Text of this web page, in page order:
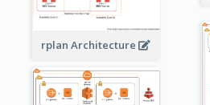
rplan Architecture